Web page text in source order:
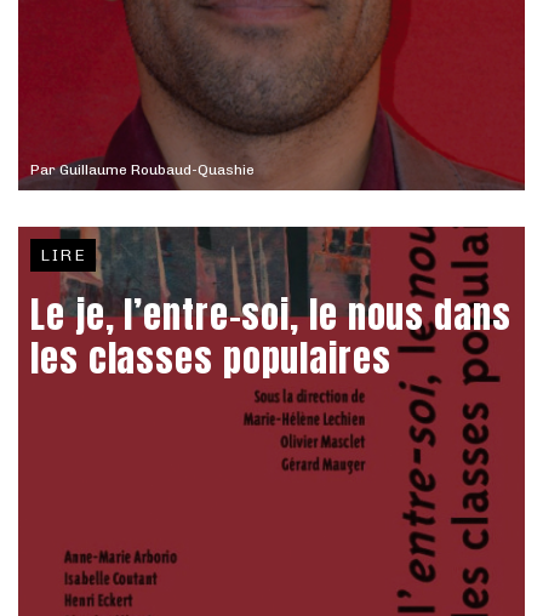
ParGuillaume Roubaud-Quashie
LIRE
Le je, l’entre-soi, le nous dans
les classes populaires